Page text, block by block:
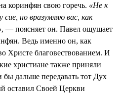
коринфян свою горечь. «Не к
но вразумляю вас, как
, — поясняет он. Павел ощущает
Ведь именно он, как
Христе благовествованием. И
христиане также приняли
бы дальше передавать тот Дух
оставил Своей Церкви